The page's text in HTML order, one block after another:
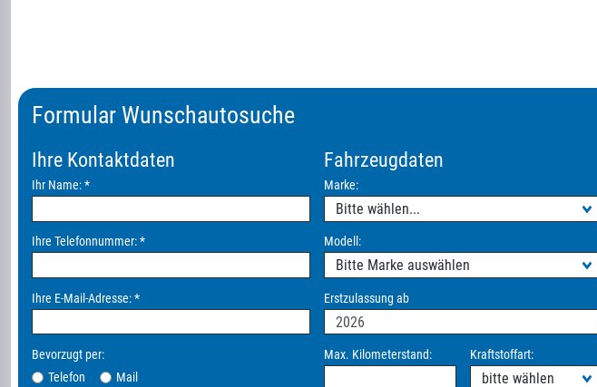
Formular Wunschautosuche
Ihre Kontaktdaten
Ihr Name:*
Ihre Telefonnummer:*
Ihre E-Mail-Adresse:*
Bevorzugt per:
Telefon
Mail
Fahrzeugdaten
Marke:
Modell:
Erstzulassung ab
Max. Kilometerstand: Kraftstoffart: